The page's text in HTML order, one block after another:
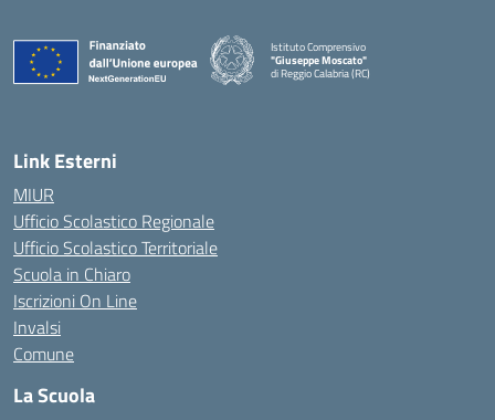
Istituto Comprensivo
"Giuseppe Moscato"
di Reggio Calabria (RC)
— Visita la pagina iniziale della scuola
Link Esterni
MIUR
Ufficio Scolastico Regionale
Ufficio Scolastico Territoriale
Scuola in Chiaro
Iscrizioni On Line
Invalsi
Comune
La Scuola